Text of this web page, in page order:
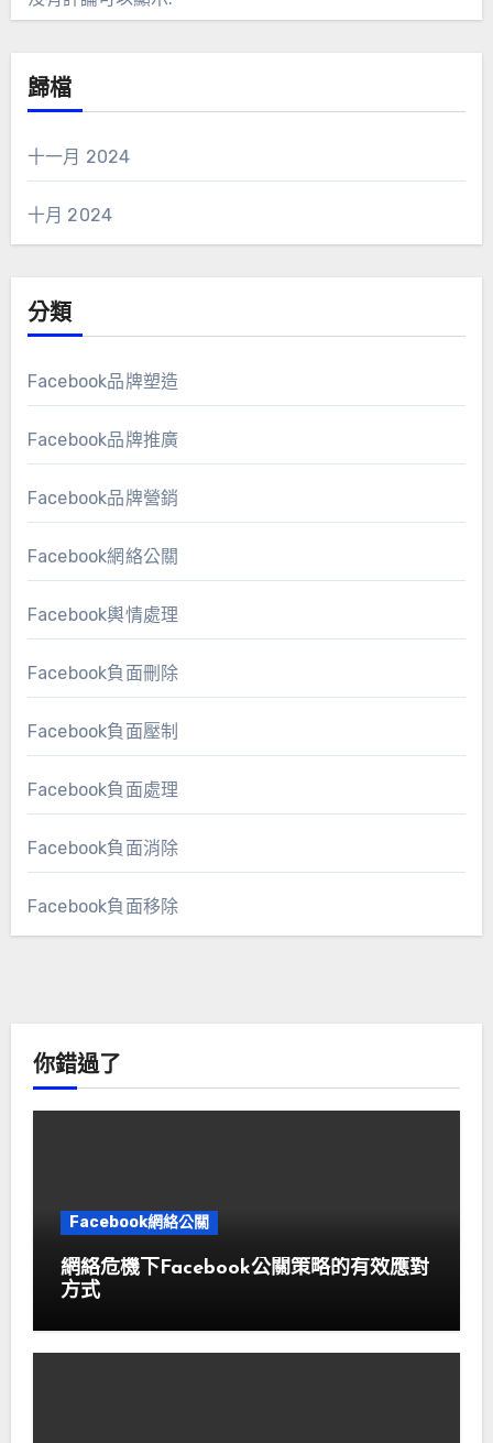
歸檔
十一月 2024
十月 2024
分類
Facebook品牌塑造
Facebook品牌推廣
Facebook品牌營銷
Facebook網絡公關
Facebook輿情處理
Facebook負面刪除
Facebook負面壓制
Facebook負面處理
Facebook負面消除
Facebook負面移除
你錯過了
Facebook網絡公關
網絡危機下Facebook公關策略的有效應對
方式